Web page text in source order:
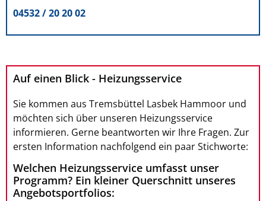
04532 / 20 20 02
Auf einen Blick - Heizungsservice
Sie kommen aus Tremsbüttel Lasbek Hammoor und
möchten sich über unseren Heizungsservice
informieren. Gerne beantworten wir Ihre Fragen. Zur
ersten Information nachfolgend ein paar Stichworte:
Welchen Heizungsservice umfasst unser
Programm? Ein kleiner Querschnitt unseres
Angebotsportfolios: